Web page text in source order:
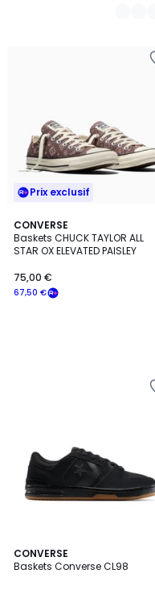
Prix exclusif
CONVERSE
Baskets CHUCK TAYLOR ALL
STAR OX ELEVATED PAISLEY
67,50 €
75,00 €
CONVERSE
Baskets Converse CL98
4,3
/ 5
2
Couleurs